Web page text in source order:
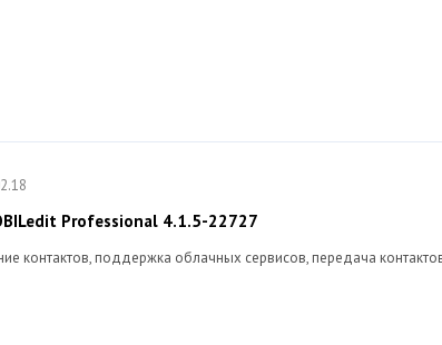
Professional 4.1.5-22727
контактов, поддержка облачных сервисов, передача